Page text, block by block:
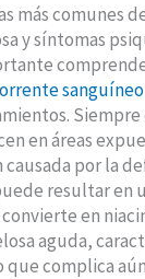
más comunes
y síntomas
en áreas
por la
resultar en
en
aguda,
complica